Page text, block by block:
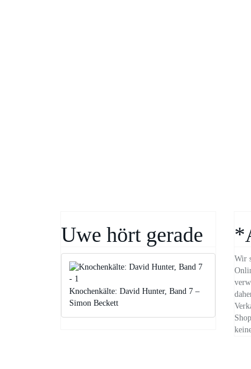
Uwe hört gerade
Knochenkälte: David Hunter, Band 7 –
Simon Beckett
Wir